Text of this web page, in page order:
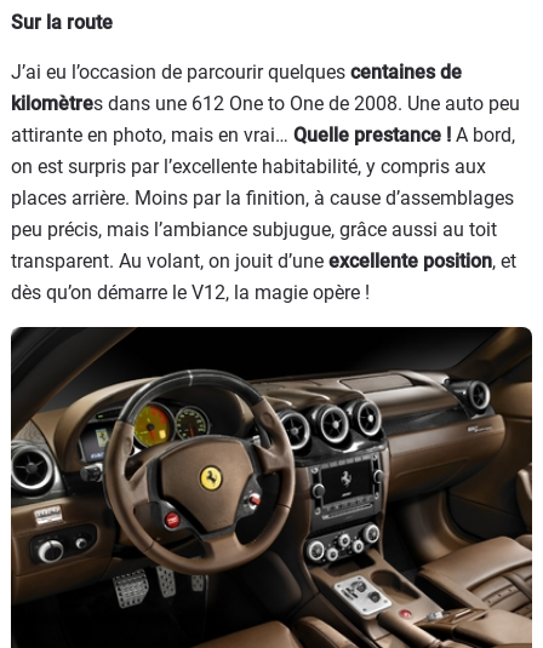
Sur la route
J’ai eu l’occasion de parcourir quelques centaines de
kilomètres dans une 612 One to One de 2008. Une auto peu
attirante en photo, mais en vrai… Quelle prestance ! A bord,
on est surpris par l’excellente habitabilité, y compris aux
places arrière. Moins par la finition, à cause d’assemblages
peu précis, mais l’ambiance subjugue, grâce aussi au toit
transparent. Au volant, on jouit d’une excellente position, et
dès qu’on démarre le V12, la magie opère !